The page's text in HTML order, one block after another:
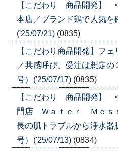
【こだわり 商品開発】
本店／ブランド鶏で人気を
('25/07/21) (0835)
【こだわり商品開発】フェ
／共感呼び、受注は想定の
号）('25/07/17) (0835)
【こだわり 商品開発】
門店 Ｗａｔｅｒ Ｍｅｓ
長の肌トラブルから浄水器
号）('25/07/13) (0834)